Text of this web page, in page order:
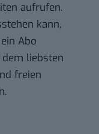
aufrufen.
kann,
Abo
dem liebsten
freien